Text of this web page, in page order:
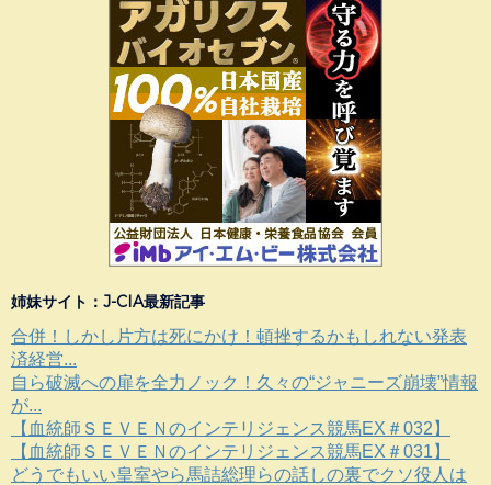
姉妹サイト：J-CIA最新記事
合併！しかし片方は死にかけ！頓挫するかもしれない発表
済経営...
自ら破滅への扉を全力ノック！久々の“ジャニーズ崩壊”情報
が...
【血統師ＳＥＶＥＮのインテリジェンス競馬EX＃032】
【血統師ＳＥＶＥＮのインテリジェンス競馬EX＃031】
どうでもいい皇室やら馬詰総理らの話しの裏でクソ役人は